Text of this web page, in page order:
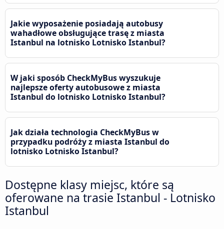
Jakie wyposażenie posiadają autobusy
wahadłowe obsługujące trasę z miasta
Istanbul na lotnisko Lotnisko Istanbul?
W jaki sposób CheckMyBus wyszukuje
najlepsze oferty autobusowe z miasta
Istanbul do lotnisko Lotnisko Istanbul?
Jak działa technologia CheckMyBus w
przypadku podróży z miasta Istanbul do
lotnisko Lotnisko Istanbul?
Dostępne klasy miejsc, które są
oferowane na trasie Istanbul - Lotnisko
Istanbul